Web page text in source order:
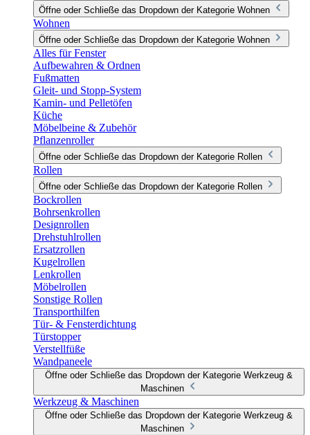
Öffne oder Schließe das Dropdown der Kategorie Wohnen
Wohnen
Öffne oder Schließe das Dropdown der Kategorie Wohnen
Alles für Fenster
Aufbewahren & Ordnen
Fußmatten
Gleit- und Stopp-System
Kamin- und Pelletöfen
Küche
Möbelbeine & Zubehör
Pflanzenroller
Öffne oder Schließe das Dropdown der Kategorie Rollen
Rollen
Öffne oder Schließe das Dropdown der Kategorie Rollen
Bockrollen
Bohrsenkrollen
Designrollen
Drehstuhlrollen
Ersatzrollen
Kugelrollen
Lenkrollen
Möbelrollen
Sonstige Rollen
Transporthilfen
Tür- & Fensterdichtung
Türstopper
Verstellfüße
Wandpaneele
Öffne oder Schließe das Dropdown der Kategorie Werkzeug &
Maschinen
Werkzeug & Maschinen
Öffne oder Schließe das Dropdown der Kategorie Werkzeug &
Maschinen